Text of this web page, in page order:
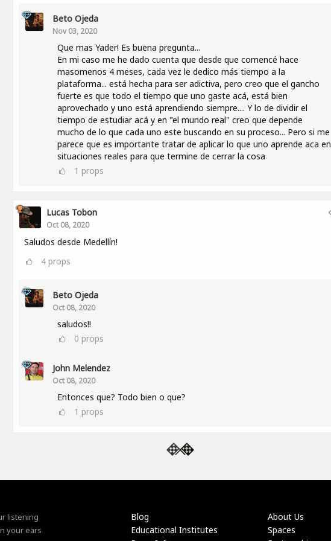
Beto Ojeda
Nov 03, 2020
Que mas Yader! Es buena pregunta...
En mi caso me he dado cuenta que desde que comencé hace
masomenos 4 meses, cada vez le dedico más tiempo a la
plataforma... está hecha para ser adictiva, pero creo que el gancho
fuerte es que todo el tiempo que uno gaste acá, está bien
aprovechado y uno está aprendiendo siempre.... Y lo de dividir el
tiempo de estudiar acá y en "el mundo real" creo que depende
mucho de lo que cada uno este buscando en su proceso... Pero si me
parece que es importante tratar de aplicar lo que uno aprende aca en
situaciones reales para que termine de cerrar la cosa
1 props
Lucas Tobon
Oct 08, 2020
Saludos desde Medellín!
4props
Beto Ojeda
Oct 08, 2020
saludos!!
0 props
John Melendez
Oct 08, 2020
Entonces que? Todo bien o que?
1 props
listening
your ears
Blog
Educational Institutes
About Us
Spaces